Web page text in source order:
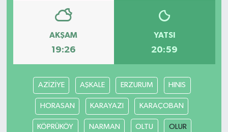
AKŞAM
19:26
YATSI
20:59
AZİZİYE AŞKALE ERZURUM HINIS
HORASAN KARAYAZI KARAÇOBAN
KÖPRÜKÖY NARMAN OLTU OLUR